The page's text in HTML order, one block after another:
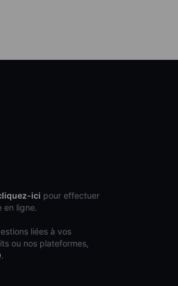
ici pour effectuer
en ligne.
liées à vos
ou nos plateformes,
.